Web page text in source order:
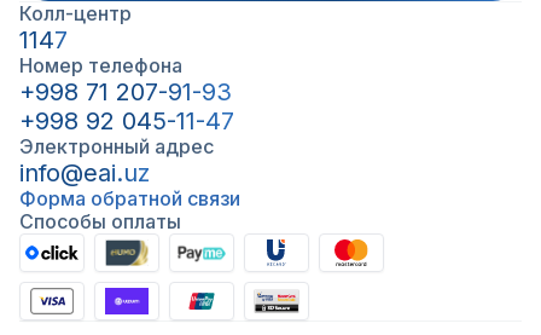
Колл-центр
1147
Номер телефона
+998 71 207-91-93
+998 92 045-11-47
Электронный адрес
info@eai.uz
Форма обратной связи
Способы оплаты